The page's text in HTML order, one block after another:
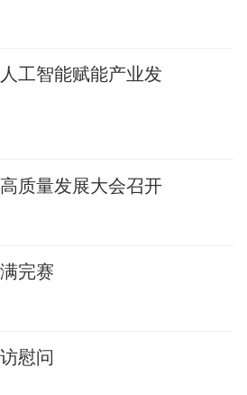
工智能赋能产业发
质量发展大会召开
完赛
慰问